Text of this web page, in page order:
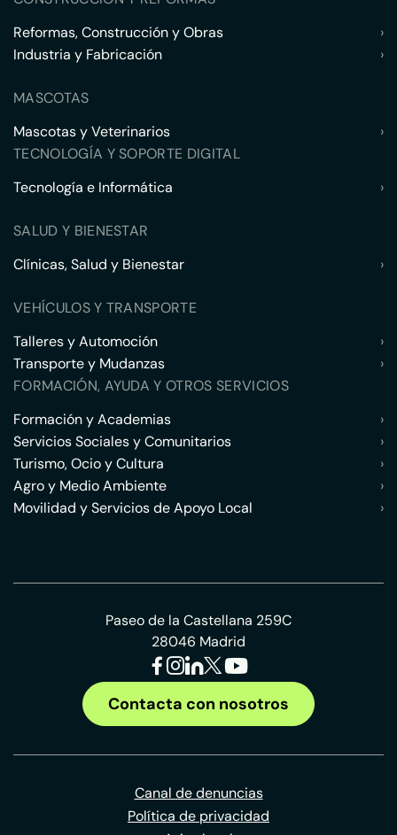
Reformas, Construcción y Obras
›
Industria y Fabricación
›
MASCOTAS
Mascotas y Veterinarios
›
TECNOLOGÍA Y SOPORTE DIGITAL
Tecnología e Informática
›
SALUD Y BIENESTAR
Clínicas, Salud y Bienestar
›
VEHÍCULOS Y TRANSPORTE
Talleres y Automoción
›
Transporte y Mudanzas
›
FORMACIÓN, AYUDA Y OTROS SERVICIOS
Formación y Academias
›
Servicios Sociales y Comunitarios
›
Turismo, Ocio y Cultura
›
Agro y Medio Ambiente
›
Movilidad y Servicios de Apoyo Local
›
Paseo de la Castellana 259C
28046 Madrid
Contacta con nosotros
Canal de denuncias
Política de privacidad